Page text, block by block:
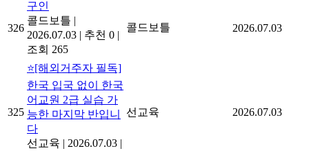
326
구인
콜드보틀 |
2026.07.03 | 추천 0 |
조회 265
콜드보틀 2026.07.03
325
⭐[해외거주자 필독]
한국 입국 없이 한국
어교원 2급 실습 가
능한 마지막 반입니
다
선교육 | 2026.07.03 |
선교육 2026.07.03